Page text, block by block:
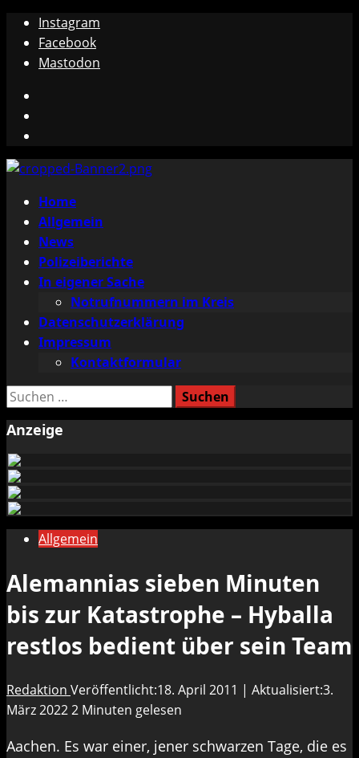
Zum
Inhalt
springen
Instagram
Facebook
Mastodon
Primäres
Menü
Home
Allgemein
News
Polizeiberichte
In eigener Sache
Notrufnummern im Kreis
Datenschutzerklärung
Impressum
Kontaktformular
Suchen
Anzeige
Allgemein
Alemannias sieben Minuten
bis zur Katastrophe – Hyballa
restlos bedient über sein Team
Redaktion Veröffentlicht:18. April 2011 | Aktualisiert:3.
März 20222 Minuten gelesen
Aachen. Es war einer, jener schwarzen Tage, die es